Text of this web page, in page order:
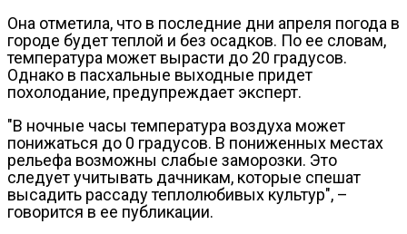
Она отметила, что в последние дни апреля погода в
городе будет теплой и без осадков. По ее словам,
температура может вырасти до 20 градусов.
Однако в пасхальные выходные придет
похолодание, предупреждает эксперт.
"В ночные часы температура воздуха может
понижаться до 0 градусов. В пониженных местах
рельефа возможны слабые заморозки. Это
следует учитывать дачникам, которые спешат
высадить рассаду теплолюбивых культур", –
говорится в ее публикации.